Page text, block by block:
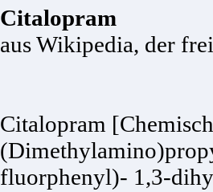
Citalopram
aus Wikipedia, der
Citalopram
fluorphenyl)- 1,3-